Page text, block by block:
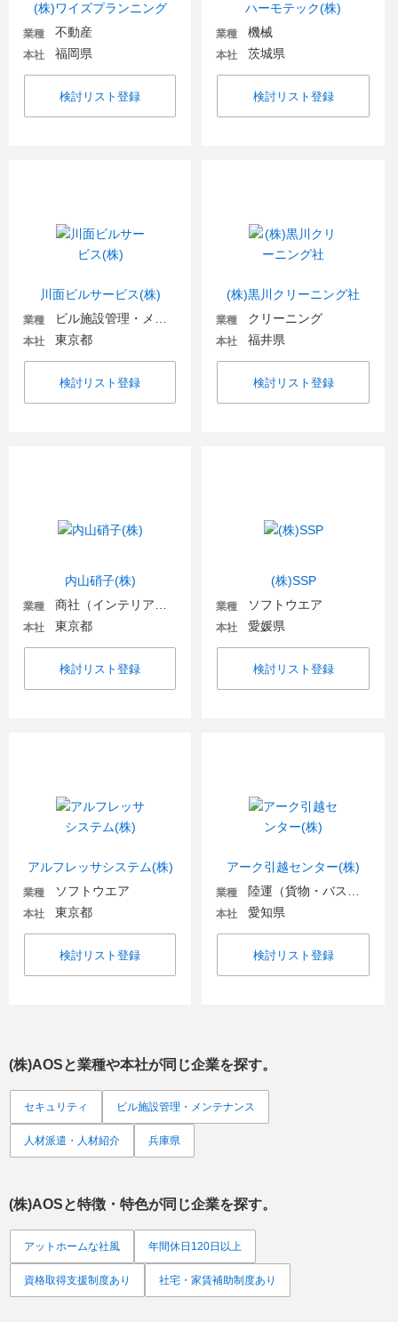
(株)ワイズプランニング
業種 不動産
本社 福岡県
検討リスト登録
ハーモテック(株)
業種 機械
本社 茨城県
検討リスト登録
川面ビルサービス(株)
業種
本社 東京都
検討リスト登録
(株)黒川クリーニング社
業種 クリーニング
本社 福井県
検討リスト登録
内山硝子(株)
業種
本社 東京都
検討リスト登録
(株)SSP
業種 ソフトウエア
本社 愛媛県
検討リスト登録
アルフレッサシステム(株)
業種 ソフトウエア
本社 東京都
検討リスト登録
アーク引越センター(株)
業種
本社 愛知県
検討リスト登録
(株)AOSと業種や本社が同じ企業を探す。
セキュリティ ビル施設管理・メンテナンス
人材派遣・人材紹介 兵庫県
(株)AOSと特徴・特色が同じ企業を探す。
アットホームな社風 年間休日120日以上
資格取得支援制度あり 社宅・家賃補助制度あり